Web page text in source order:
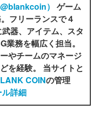
‎@blankcoin） ゲーム
フリーランスで４
器、アイテム、スタ
業務を幅広く担当。
やチームのマネージ
を経験。 当サイトと
COINの管理
詳細